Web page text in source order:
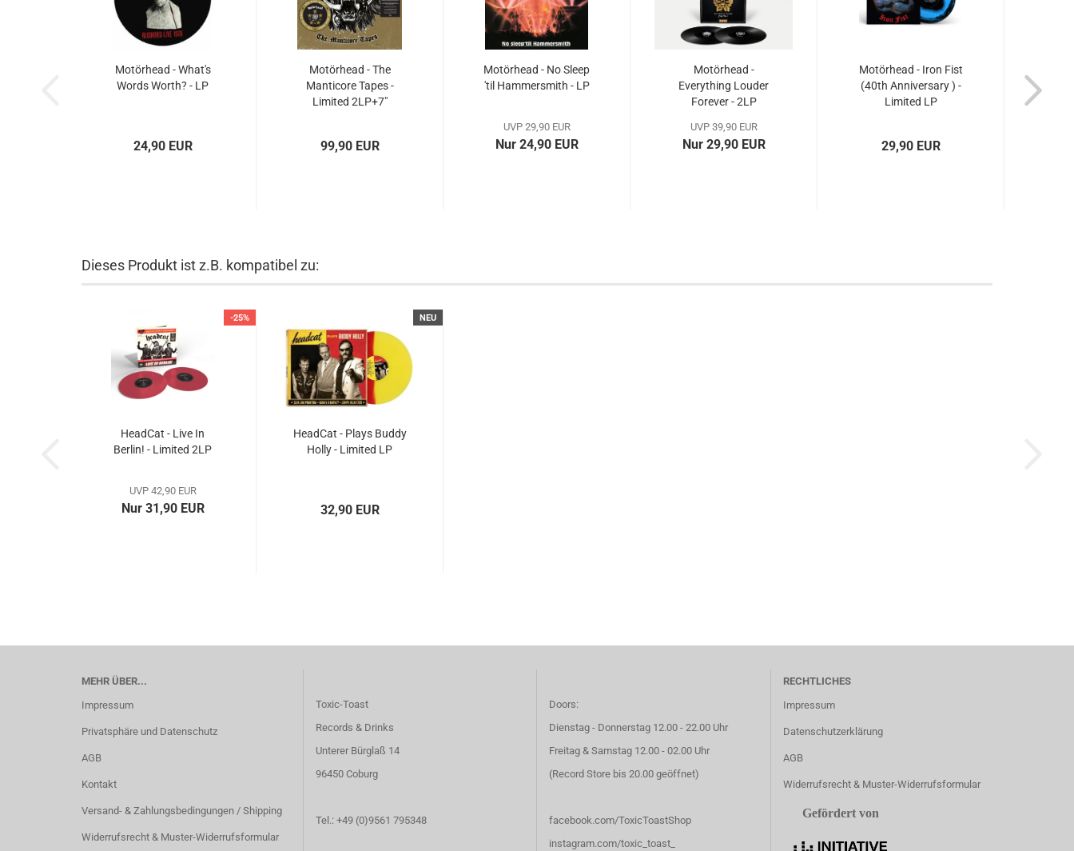
Motörhead - What's
Words Worth? - LP
24,90 EUR
Motörhead - The
Manticore Tapes -
Limited 2LP+7"
99,90 EUR
Motörhead - No Sleep
'til Hammersmith - LP
UVP 29,90 EUR
Nur 24,90 EUR
Motörhead -
Everything Louder
Forever - 2LP
UVP 39,90 EUR
Nur 29,90 EUR
Motörhead - Iron Fist
(40th Anniversary ) -
Limited LP
29,90 EUR
Dieses Produkt ist z.B. kompatibel zu:
-25%
HeadCat - Live In
Berlin! - Limited 2LP
UVP 42,90 EUR
Nur 31,90 EUR
NEU
HeadCat - Plays Buddy
Holly - Limited LP
32,90 EUR
MEHR ÜBER...
Impressum
Privatsphäre und Datenschutz
AGB
Kontakt
Versand- & Zahlungsbedingungen / Shipping
Widerrufsrecht & Muster-Widerrufsformular
Toxic-Toast
Records & Drinks
Unterer Bürglaß 14
96450 Coburg
Tel.: +49 (0)9561 795348
Doors:
Dienstag - Donnerstag 12.00 - 22.00 Uhr
Freitag & Samstag 12.00 - 02.00 Uhr
(Record Store bis 20.00 geöffnet)
facebook.com/ToxicToastShop
instagram.com/toxic_toast_
RECHTLICHES
Impressum
Datenschutzerklärung
AGB
Widerrufsrecht & Muster-Widerrufsformular
Gefördert von